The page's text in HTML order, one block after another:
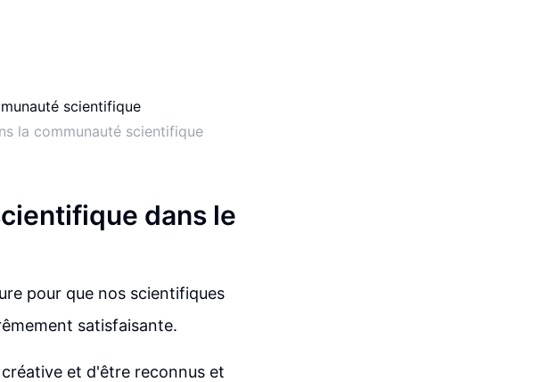
la communauté scientifique
dans le
pour que nos scientifiques
satisfaisante.
et d'être reconnus et